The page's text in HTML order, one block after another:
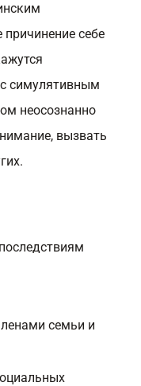
себе
симулятивным
неосознанно
вызвать
семьи и